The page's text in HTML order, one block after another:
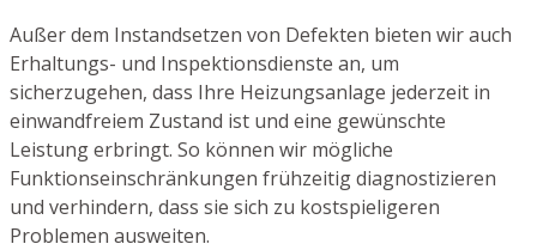
Außer dem Instandsetzen von Defekten bieten wir auch
Erhaltungs- und Inspektionsdienste an, um
sicherzugehen, dass Ihre Heizungsanlage jederzeit in
einwandfreiem Zustand ist und eine gewünschte
Leistung erbringt. So können wir mögliche
Funktionseinschränkungen frühzeitig diagnostizieren
und verhindern, dass sie sich zu kostspieligeren
Problemen ausweiten.